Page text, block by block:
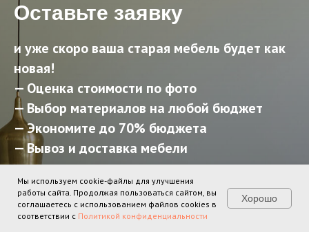
Оставьте заявку
и уже скоро ваша старая мебель будет как
новая!
— Оценка стоимости по фото
— Выбор материалов на любой бюджет
— Экономите до 70% бюджета
— Вывоз и доставка мебели
Оставить заявку
Мы используем cookie-файлы для улучшения
работы сайта. Продолжая пользоваться сайтом, вы
соглашаетесь с использованием файлов cookies в
соответствии с Политикой конфиденциальности
Хорошо